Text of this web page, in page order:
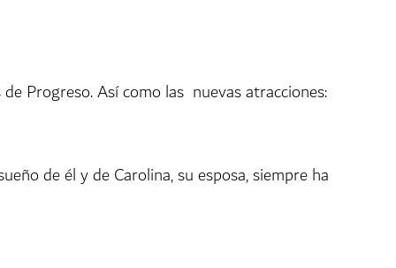
Progreso. Así como las nuevas atracciones:
de él y de Carolina, su esposa, siempre ha